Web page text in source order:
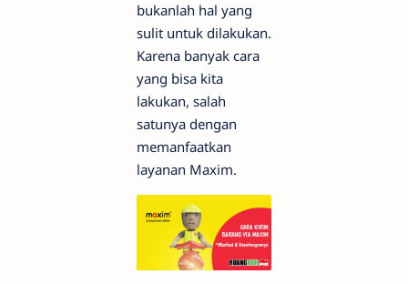
bukanlah hal yang
sulit untuk dilakukan.
Karena banyak cara
yang bisa kita
lakukan, salah
satunya dengan
memanfaatkan
layanan Maxim.